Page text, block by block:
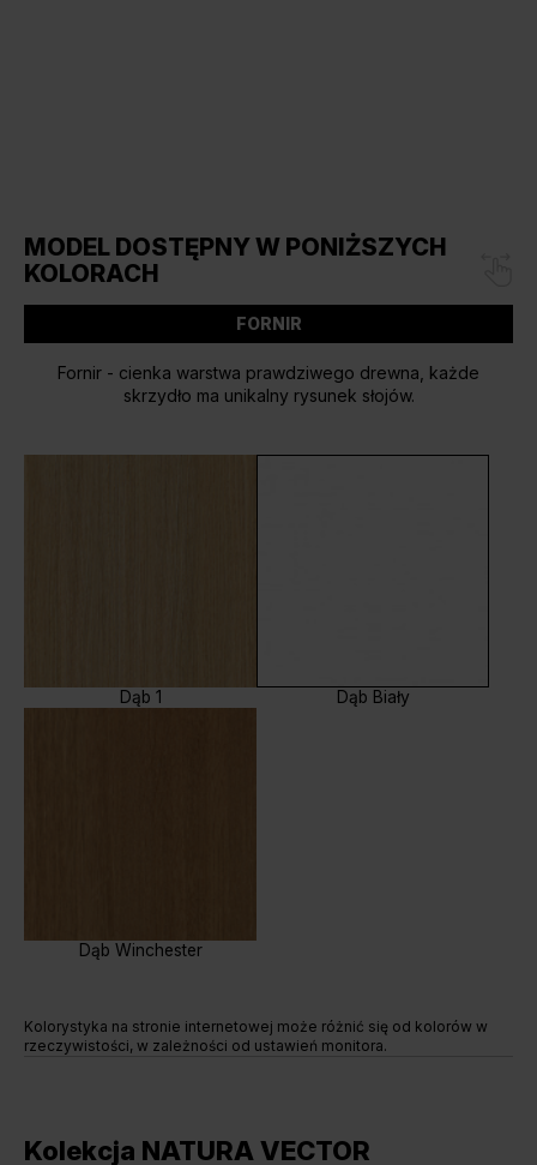
MODEL DOSTĘPNY W PONIŻSZYCH
KOLORACH
FORNIR
Fornir - cienka warstwa prawdziwego drewna, każde
skrzydło ma unikalny rysunek słojów.
Dąb 1 Dąb Biały
Dąb Winchester
Kolorystyka na stronie internetowej może różnić się od kolorów w
rzeczywistości, w zależności od ustawień monitora.
Kolekcja NATURA VECTOR